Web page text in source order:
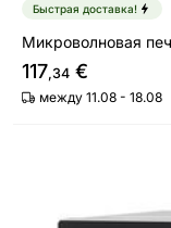
Быстрая доставка!
Микроволновая
117,34 €
между 11.08 - 18.08